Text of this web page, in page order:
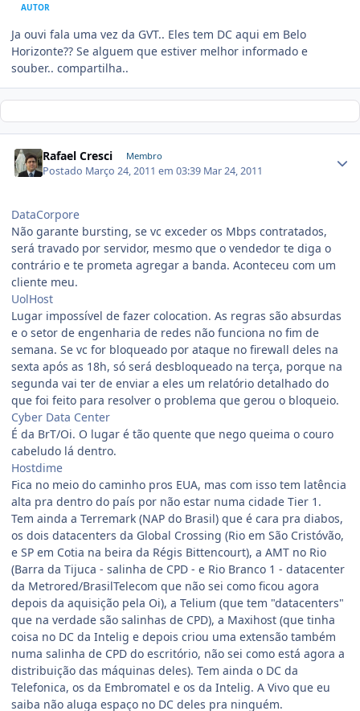
AUTOR
Ja ouvi fala uma vez da GVT.. Eles tem DC aqui em Belo
Horizonte?? Se alguem que estiver melhor informado e
souber.. compartilha..
Rafael Cresci Membro
Postado Março 24, 2011 em 03:39 Mar 24, 2011
DataCorpore
Não garante bursting, se vc exceder os Mbps contratados,
será travado por servidor, mesmo que o vendedor te diga o
contrário e te prometa agregar a banda. Aconteceu com um
cliente meu.
UolHost
Lugar impossível de fazer colocation. As regras são absurdas
e o setor de engenharia de redes não funciona no fim de
semana. Se vc for bloqueado por ataque no firewall deles na
sexta após as 18h, só será desbloqueado na terça, porque na
segunda vai ter de enviar a eles um relatório detalhado do
que foi feito para resolver o problema que gerou o bloqueio.
Cyber Data Center
É da BrT/Oi. O lugar é tão quente que nego queima o couro
cabeludo lá dentro.
Hostdime
Fica no meio do caminho pros EUA, mas com isso tem latência
alta pra dentro do país por não estar numa cidade Tier 1.
Tem ainda a Terremark (NAP do Brasil) que é cara pra diabos,
os dois datacenters da Global Crossing (Rio em São Cristóvão,
e SP em Cotia na beira da Régis Bittencourt), a AMT no Rio
(Barra da Tijuca - salinha de CPD - e Rio Branco 1 - datacenter
da Metrored/BrasilTelecom que não sei como ficou agora
depois da aquisição pela Oi), a Telium (que tem "datacenters"
que na verdade são salinhas de CPD), a Maxihost (que tinha
coisa no DC da Intelig e depois criou uma extensão também
numa salinha de CPD do escritório, não sei como está agora a
distribuição das máquinas deles). Tem ainda o DC da
Telefonica, os da Embromatel e os da Intelig. A Vivo que eu
saiba não aluga espaço no DC deles pra ninguém.